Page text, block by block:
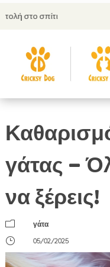
γάτας –
να ξέρεις!
m
γάτα
}
05/02/2025